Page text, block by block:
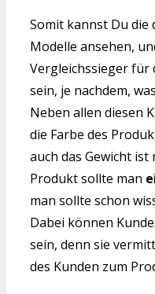
Somit kannst Du die
Modelle ansehen,
Vergleichssieger für
sein, je nachdem,
Neben allen diesen
die Farbe des
auch das Gewicht ist
Produkt sollte man
man sollte schon
Dabei können
sein, denn sie
des Kunden zum